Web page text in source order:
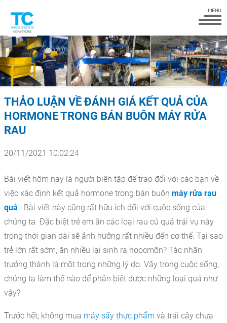
THẢO LUẬN VỀ ĐÁNH GIÁ KẾT QUẢ CỦA
HORMONE TRONG BÁN BUÔN MÁY RỬA
RAU
20/11/2021 10:02:24
Bài viết hôm nay là người biên tập để trao đổi với các bạn về
việc xác định kết quả hormone trong bán buôn máy rửa rau
quả . Bài viết này cũng rất hữu ích đối với cuộc sống của
chúng ta. Đặc biệt trẻ em ăn các loại rau củ quả trái vụ này
trong thời gian dài sẽ ảnh hưởng rất nhiều đến cơ thể. Tại sao
trẻ lớn rất sớm, ăn nhiều lại sinh ra hoocmôn? Tác nhân
trưởng thành là một trong những lý do. Vậy trong cuộc sống,
chúng ta làm thế nào để phân biệt được những loại quả như
vậy?
Trước hết, không mua máy sấy thực phẩm và trái cây chưa